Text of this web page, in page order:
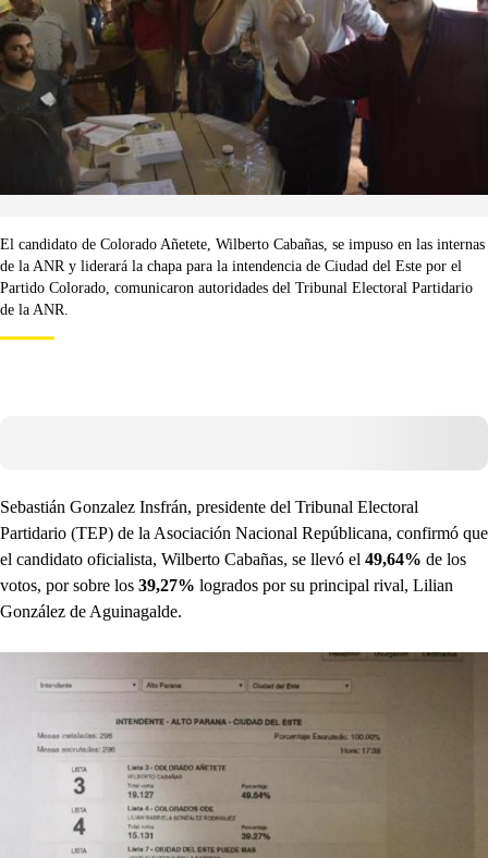
El candidato de Colorado Añetete, Wilberto Cabañas, se impuso en las internas
de la ANR y liderará la chapa para la intendencia de Ciudad del Este por el
Partido Colorado, comunicaron autoridades del Tribunal Electoral Partidario
de la ANR.
Sebastián Gonzalez Insfrán, presidente del Tribunal Electoral
Partidario (TEP) de la Asociación Nacional Repúblicana, confirmó que
el candidato oficialista, Wilberto Cabañas, se llevó el 49,64% de los
votos, por sobre los 39,27% logrados por su principal rival, Lilian
González de Aguinagalde.